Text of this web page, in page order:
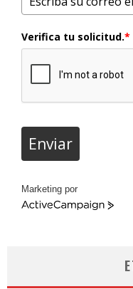
Verifica tu solicitud.*
Enviar
Marketing por
ActiveCampaign